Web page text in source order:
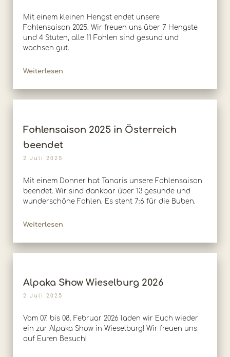
Mit einem kleinen Hengst endet unsere
Fohlensaison 2025. Wir freuen uns über 7 Hengste
und 4 Stuten, alle 11 Fohlen sind gesund und
wachsen gut.
Weiterlesen
Fohlensaison 2025 in Österreich
beendet
2 Juli 2025
Mit einem Donner hat Tanaris unsere Fohlensaison
beendet. Wir sind dankbar über 13 gesunde und
wunderschöne Fohlen. Es steht 7:6 für die Buben.
Weiterlesen
Alpaka Show Wieselburg 2026
2 Juli 2025
Vom 07. bis 08. Februar 2026 laden wir Euch wieder
ein zur Alpaka Show in Wieselburg! Wir freuen uns
auf Euren Besuch!